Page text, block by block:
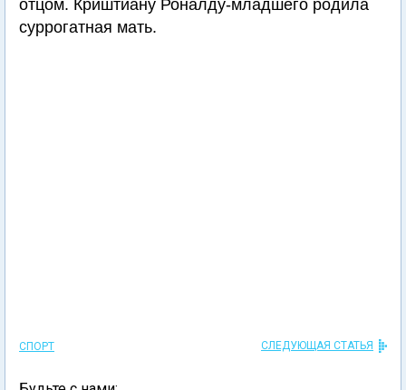
отцом. Криштиану Роналду-младшего родила
суррогатная мать.
СПОРТ СЛЕДУЮЩАЯ СТАТЬЯ